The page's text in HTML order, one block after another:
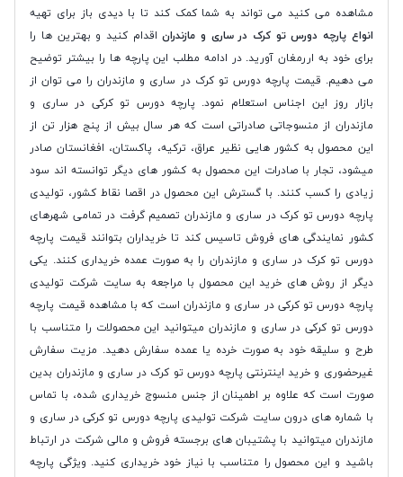
مشاهده می کنید می تواند به شما کمک کند تا با دیدی باز برای تهیه
انواع پارچه دورس تو کرک در ساری و مازندراناقدام کنید و بهترین ها را
برای خود به اررمغان آورید. در ادامه مطلب این پارچه ها را بیشتر توضیح
می دهیم. قیمت پارچه دورس تو کرک در ساری و مازندران را می توان از
بازار روز این اجناس استعلام نمود. پارچه دورس تو کرکی در ساری و
مازندران از منسوجاتی صادراتی است که هر سال بیش از پنج هزار تن از
این محصول به کشور هایی نظیر عراق، ترکیه، پاکستان، افغانستان صادر
میشود، تجار با صادرات این محصول به کشور های دیگر توانسته اند سود
زیادی را کسب کنند. با گسترش این محصول در اقصا نقاط کشور، تولیدی
پارچه دورس تو کرک در ساری و مازندران تصمیم گرفت در تمامی شهرهای
کشور نمایندگی های فروش تاسیس کند تا خریداران بتوانند قیمت پارچه
دورس تو کرک در ساری و مازندران را به صورت عمده خریداری کنند. یکی
دیگر از روش های خرید این محصول با مراجعه به سایت شرکت تولیدی
پارچه دورس تو کرکی در ساری و مازندران است که با مشاهده قیمت پارچه
دورس تو کرکی در ساری و مازندران میتوانید این محصولات را متناسب با
طرح و سلیقه خود به صورت خرده یا عمده سفارش دهید. مزیت سفارش
غیرحضوری و خرید اینترنتی پارچه دورس تو کرک در ساری و مازندران بدین
صورت است که علاوه بر اطمینان از جنس منسوج خریداری شده، با تماس
با شماره های درون سایت شرکت تولیدی پارچه دورس تو کرکی در ساری و
مازندران میتوانید با پشتیبان های برجسته فروش و مالی شرکت در ارتباط
باشید و این محصول را متناسب با نیاز خود خریداری کنید. ویژگی پارچه